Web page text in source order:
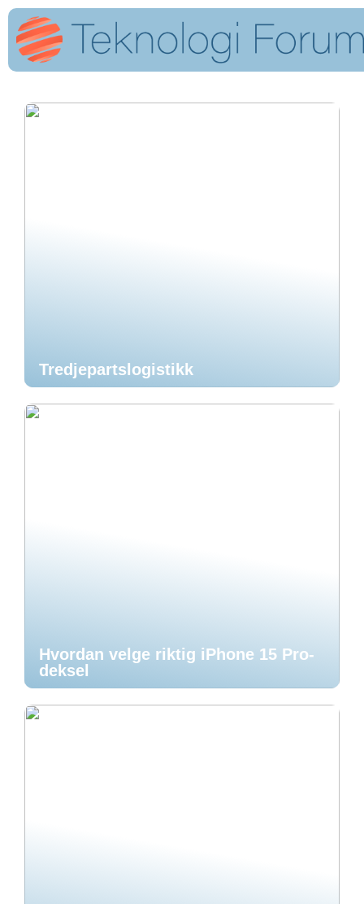
Tredjepartslogistikk
Hvordan velge riktig iPhone 15 Pro-
deksel